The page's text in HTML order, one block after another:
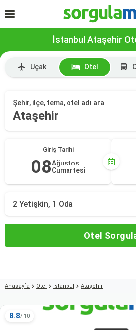
İstanbul Ataşehir
Uçak Otel
Şehir, ilçe, tema, otel adı ara
Ataşehir
Giriş Tarihi
08Ağustos
Cumartesi
2 Yetişkin, 1 Oda
Otel
Anasayfa Otel İstanbul Ataşehir
8.8